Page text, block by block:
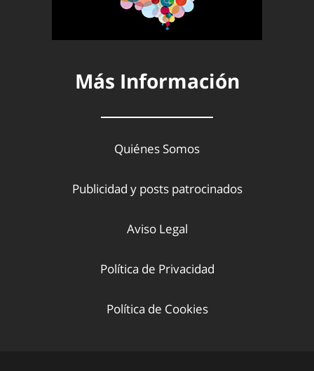
Más Información
Quiénes Somos
Publicidad y posts patrocinados
Aviso Legal
Política de Privacidad
Política de Cookies